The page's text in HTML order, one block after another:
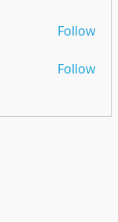
Follow
Follow